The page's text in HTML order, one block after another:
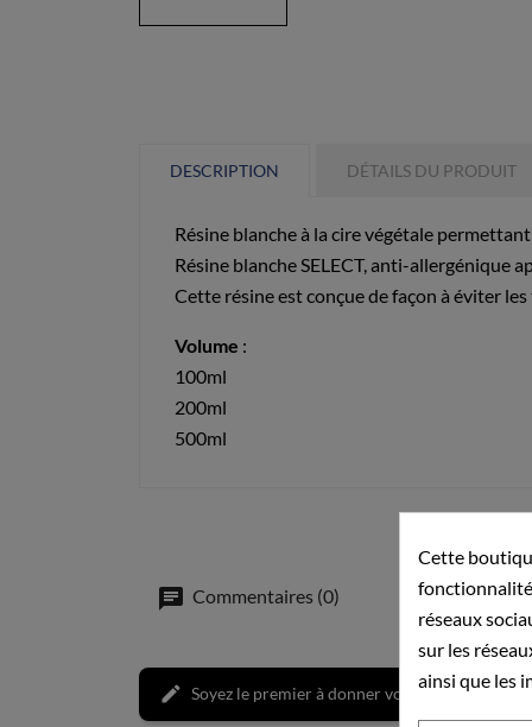
DESCRIPTION DÉTAILS DU PRODUIT
Résine blanche à la cire végétale
Résine blanche SELECT, anti-allergénique
Cette résine est conçue de façon à éviter
Volume :
100ml
200ml
500ml
Commentaires (0)
Soyez le premier à donner votre avis
Cette
réseaux
sur les
ainsi que les